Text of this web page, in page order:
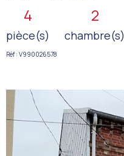
4
pièce(s)
2
chambre(s)
Réf : V990026578